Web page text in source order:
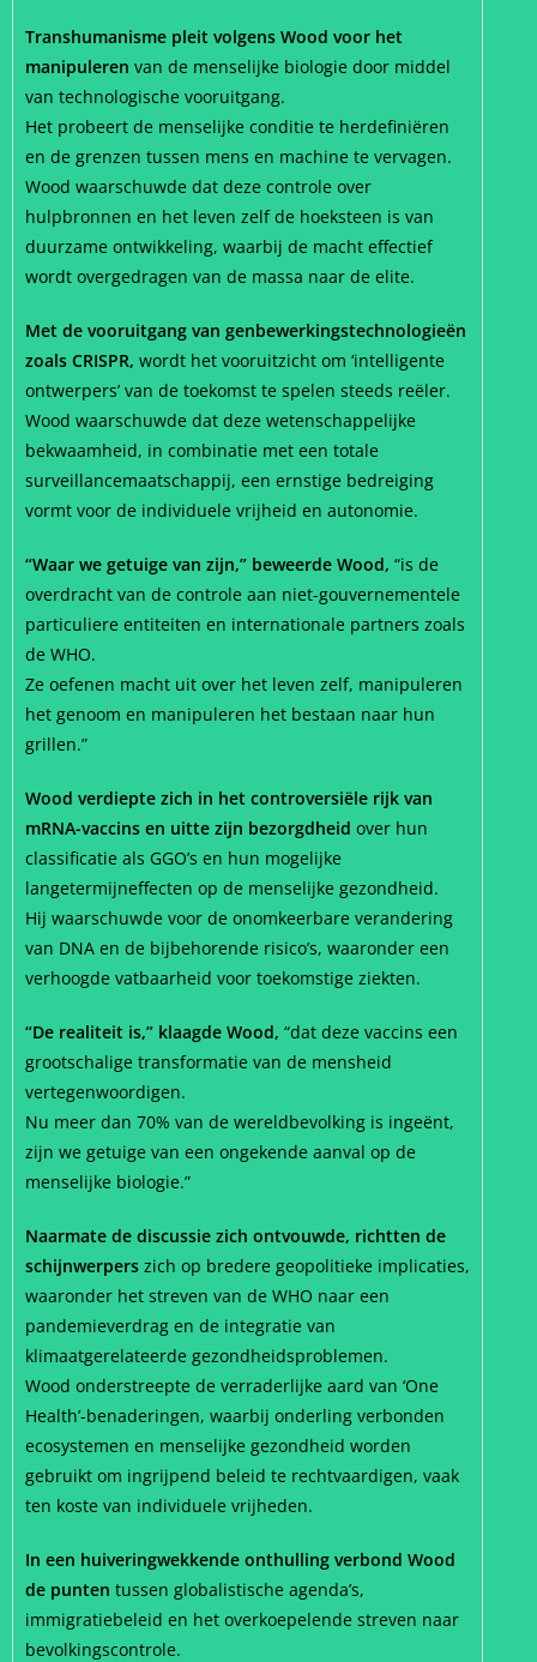
Transhumanisme pleit volgens Wood voor het
manipuleren van de menselijke biologie door middel
van technologische vooruitgang.
Het probeert de menselijke conditie te herdefiniëren
en de grenzen tussen mens en machine te vervagen.
Wood waarschuwde dat deze controle over
hulpbronnen en het leven zelf de hoeksteen is van
duurzame ontwikkeling, waarbij de macht effectief
wordt overgedragen van de massa naar de elite.
Met de vooruitgang van genbewerkingstechnologieën
zoals CRISPR, wordt het vooruitzicht om ‘intelligente
ontwerpers’ van de toekomst te spelen steeds reëler.
Wood waarschuwde dat deze wetenschappelijke
bekwaamheid, in combinatie met een totale
surveillancemaatschappij, een ernstige bedreiging
vormt voor de individuele vrijheid en autonomie.
“Waar we getuige van zijn,” beweerde Wood, “is de
overdracht van de controle aan niet-gouvernementele
particuliere entiteiten en internationale partners zoals
de WHO.
Ze oefenen macht uit over het leven zelf, manipuleren
het genoom en manipuleren het bestaan naar hun
grillen.”
Wood verdiepte zich in het controversiële rijk van
mRNA-vaccins en uitte zijn bezorgdheid over hun
classificatie als GGO’s en hun mogelijke
langetermijneffecten op de menselijke gezondheid.
Hij waarschuwde voor de onomkeerbare verandering
van DNA en de bijbehorende risico’s, waaronder een
verhoogde vatbaarheid voor toekomstige ziekten.
“De realiteit is,” klaagde Wood, “dat deze vaccins een
grootschalige transformatie van de mensheid
vertegenwoordigen.
Nu meer dan 70% van de wereldbevolking is ingeënt,
zijn we getuige van een ongekende aanval op de
menselijke biologie.”
Naarmate de discussie zich ontvouwde, richtten de
schijnwerpers zich op bredere geopolitieke implicaties,
waaronder het streven van de WHO naar een
pandemieverdrag en de integratie van
klimaatgerelateerde gezondheidsproblemen.
Wood onderstreepte de verraderlijke aard van ‘One
Health’-benaderingen, waarbij onderling verbonden
ecosystemen en menselijke gezondheid worden
gebruikt om ingrijpend beleid te rechtvaardigen, vaak
ten koste van individuele vrijheden.
In een huiveringwekkende onthulling verbond Wood
de punten tussen globalistische agenda’s,
immigratiebeleid en het overkoepelende streven naar
bevolkingscontrole.